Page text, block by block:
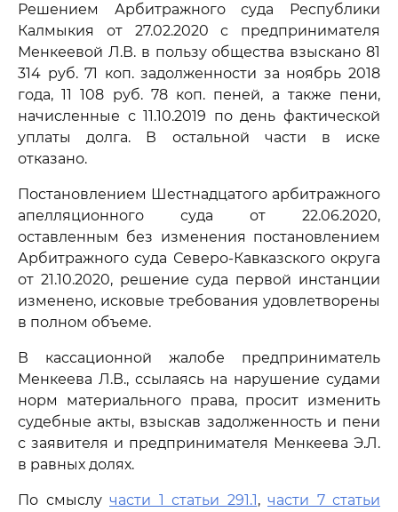
Решением Арбитражного суда Республики
Калмыкия от 27.02.2020 с предпринимателя
Менкеевой Л.В. в пользу общества взыскано 81
314 руб. 71 коп. задолженности за ноябрь 2018
года, 11 108 руб. 78 коп. пеней, а также пени,
начисленные с 11.10.2019 по день фактической
уплаты долга. В остальной части в иске
отказано.
Постановлением Шестнадцатого арбитражного
апелляционного суда от 22.06.2020,
оставленным без изменения постановлением
Арбитражного суда Северо-Кавказского округа
от 21.10.2020, решение суда первой инстанции
изменено, исковые требования удовлетворены
в полном объеме.
В кассационной жалобе предприниматель
Менкеева Л.В., ссылаясь на нарушение судами
норм материального права, просит изменить
судебные акты, взыскав задолженность и пени
с заявителя и предпринимателя Менкеева Э.Л.
в равных долях.
По смыслу части 1 статьи 291.1, части 7 статьи